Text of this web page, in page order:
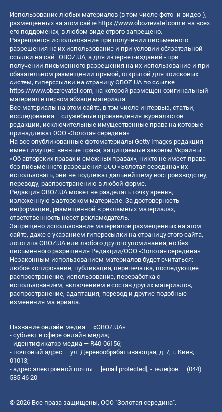
Использование любых материалов (в том числе фото- и видео-),
размещенных на этом сайте https://www.obozrevatel.com и на всех
его поддоменах, в любом виде строго запрещено.
Разрешается использование при получении письменного
разрешения на их использование и при условии обязательной
ссылки на сайт OBOZ.UA, а для интернет-изданий - при
получении письменного разрешения на их использование и при
обязательном размещении прямой, открытой для поисковых
систем, гиперссылки на страницу OBOZ.UA по ссылке
https://www.obozrevatel.com, на которой размещен оригинальный
материал в первом абзаце материала.
Все материалы на этом сайте, в том числе интервью, статьи,
исследования – служебные произведения журналистов
редакции, исключительные имущественные права на которые
принадлежат ООО «Золотая середина».
На все опубликованные фотоматериалы Getty Images редакция
имеет имущественные права, защищаемые законом Украины
«Об авторских правах и смежных правах», никто не имеет права
без письменного разрешения ООО «Золотая середина» их
использовать, они не подлежат дальнейшему воспроизводству,
переводу, распространению в любой форме.
Редакция OBOZ.UA может не разделять точку зрения,
изложенную в авторском материале. За достоверность
информации, размещенной в рекламных материалах,
ответственность несет рекламодатель.
Запрещено использование материалов размещенных на этом
сайте, даже с указанием гиперссылки на страницу этого сайта,
логотипа OBOZ.UA или любого другого упоминания, но без
письменного разрешения Редакции/ООО «Золотая середина»
Незаконным использованием материалов будет считаться:
любое копирование, публикация, перепечатка, последующее
распространение, использование, переработка с
использованием, включением в состав других материалов,
распространение, адаптация, перевод и другие подобные
изменения материала.
Название онлайн медиа — «OBOZ.UA»
- субъект в сфере онлайн медиа;
- идентификатор медиа — R40-06156;
- почтовый адрес — ул. Деревообрабатывающая, д. 7, г. Киев,
01013;
- адрес электронной почты — [email protected]; - телефон — (044)
585 46 20
© 2026 Все права защищены, ООО "Золотая середина".